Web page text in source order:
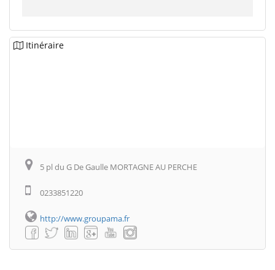
Itinéraire
5 pl du G De Gaulle MORTAGNE AU PERCHE
0233851220
http://www.groupama.fr